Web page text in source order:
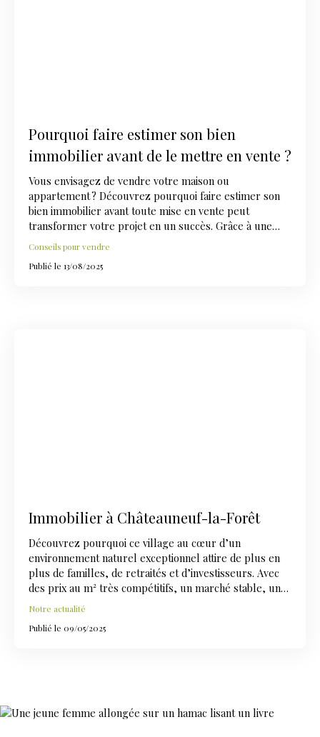
Pourquoi faire estimer son bien
immobilier avant de le mettre en vente ?
Vous envisagez de vendre votre maison ou
appartement ? Découvrez pourquoi faire estimer son
bien immobilier avant toute mise en vente peut
transformer votre projet en un succès. Grâce à une
estimation en ligne gratuite puis une évaluation
précisée à domicile, vous vendez au bon prix, au bon
moment, dans les meilleures conditions.
Conseils pour vendre
Publié le 13/08/2025
Immobilier à Châteauneuf-la-Forêt
Découvrez pourquoi ce village au cœur d’un
environnement naturel exceptionnel attire de plus en
plus de familles, de retraités et d’investisseurs. Avec
des prix au m² très compétitifs, un marché stable, une
forte demande locative et des projets de
s’impose comme une valeur sûre.
Notre actualité
Publié le 09/05/2025